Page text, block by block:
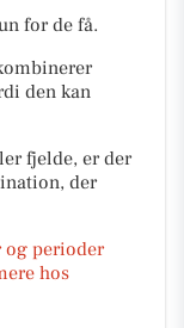
for de få.
den kan
fjelde, er der
der
og perioder
hos